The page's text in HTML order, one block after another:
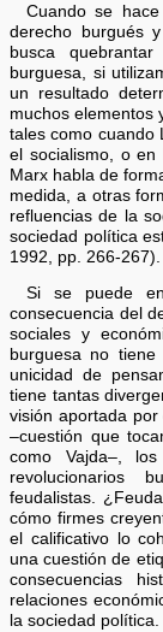
Cuando se
derecho burgués
busca
burguesa, si
un resultado
muchos elementos
tales como cuando
el socialismo, o en
Marx habla de
medida, a otras
refluencias de la
sociedad política
1992, pp. 266-267).
Si se puede
consecuencia del
sociales y
burguesa no
unicidad de
tiene tantas
visión aportada
–cuestión que
como Vajda–,
revolucionarios
feudalistas.
cómo firmes
el calificativo lo
una cuestión de
consecuencias
relaciones
la sociedad política.